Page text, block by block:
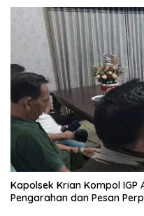
Kapolsek Krian Kompol IGP
Pengarahan dan Pesan